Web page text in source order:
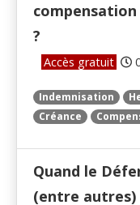
?
Accès gratuit
Indemnisation
Créance
Quand le
(entre